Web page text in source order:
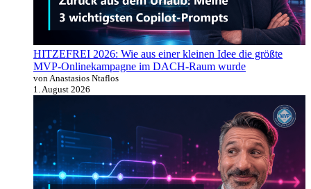
HITZEFREI 2026: Wie aus einer kleinen Idee die größte
MVP-Onlinekampagne im DACH-Raum wurde
von Anastasios Ntaflos
1. August 2026